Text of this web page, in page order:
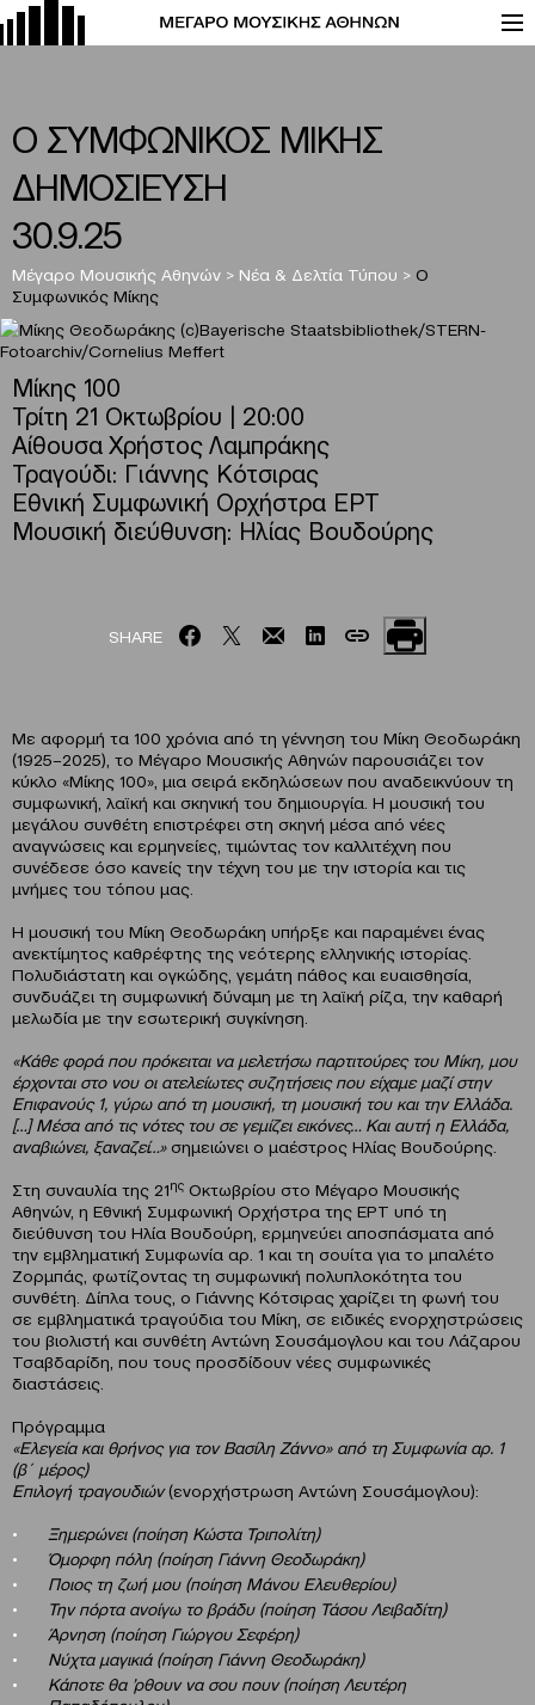
Ο ΣΥΜΦΩΝΙΚΟΣ ΜΙΚΗΣ
ΔΗΜΟΣΙΕΥΣΗ
30.9.25
Μέγαρο Μουσικής Αθηνών > Νέα & Δελτία Τύπου > Ο
Συμφωνικός Μίκης
Μίκης 100
Τρίτη 21 Οκτωβρίου | 20:00
Αίθουσα Χρήστος Λαμπράκης
Τραγούδι: Γιάννης Κότσιρας
Εθνική Συμφωνική Ορχήστρα ΕΡΤ
Μουσική διεύθυνση: Ηλίας Βουδούρης
SHARE
Με αφορμή τα 100 χρόνια από τη γέννηση του Μίκη Θεοδωράκη
(1925–2025), το Μέγαρο Μουσικής Αθηνών παρουσιάζει τον
κύκλο «Μίκης 100», μια σειρά εκδηλώσεων που αναδεικνύουν τη
συμφωνική, λαϊκή και σκηνική του δημιουργία. Η μουσική του
μεγάλου συνθέτη επιστρέφει στη σκηνή μέσα από νέες
αναγνώσεις και ερμηνείες, τιμώντας τον καλλιτέχνη που
συνέδεσε όσο κανείς την τέχνη του με την ιστορία και τις
μνήμες του τόπου μας.
Η μουσική του Μίκη Θεοδωράκη υπήρξε και παραμένει ένας
ανεκτίμητος καθρέφτης της νεότερης ελληνικής ιστορίας.
Πολυδιάστατη και ογκώδης, γεμάτη πάθος και ευαισθησία,
συνδυάζει τη συμφωνική δύναμη με τη λαϊκή ρίζα, την καθαρή
μελωδία με την εσωτερική συγκίνηση.
«Κάθε φορά που πρόκειται να μελετήσω παρτιτούρες του Μίκη, μου
έρχονται στο νου οι ατελείωτες συζητήσεις που είχαμε μαζί στην
Επιφανούς 1, γύρω από τη μουσική, τη μουσική του και την Ελλάδα.
[…] Μέσα από τις νότες του σε γεμίζει εικόνες… Και αυτή η Ελλάδα,
αναβιώνει, ξαναζεί…»σημειώνει ο μαέστρος Ηλίας Βουδούρης.
Στη συναυλία της 21ης Οκτωβρίου στο Μέγαρο Μουσικής
Αθηνών, η Εθνική Συμφωνική Ορχήστρα της ΕΡΤ υπό τη
διεύθυνση του Ηλία Βουδούρη, ερμηνεύει αποσπάσματα από
την εμβληματική Συμφωνία αρ. 1 και τη σουίτα για το μπαλέτο
Ζορμπάς, φωτίζοντας τη συμφωνική πολυπλοκότητα του
συνθέτη. Δίπλα τους, ο Γιάννης Κότσιρας χαρίζει τη φωνή του
σε εμβληματικά τραγούδια του Μίκη, σε ειδικές ενορχηστρώσεις
του βιολιστή και συνθέτη Αντώνη Σουσάμογλου και του Λάζαρου
Τσαβδαρίδη, που τους προσδίδουν νέες συμφωνικές
διαστάσεις.
Πρόγραμμα
«Ελεγεία και θρήνος για τον Βασίλη Ζάννο» από τη Συμφωνία αρ. 1
(β΄ μέρος)
Επιλογή τραγουδιών(ενορχήστρωση Αντώνη Σουσάμογλου):
Ξημερώνει (ποίηση Κώστα Τριπολίτη)
Όμορφη πόλη (ποίηση Γιάννη Θεοδωράκη)
Ποιος τη ζωή μου (ποίηση Μάνου Ελευθερίου)
Την πόρτα ανοίγω το βράδυ (ποίηση Τάσου Λειβαδίτη)
Άρνηση (ποίηση Γιώργου Σεφέρη)
Νύχτα μαγικιά (ποίηση Γιάννη Θεοδωράκη)
Κάποτε θα ’ρθουν να σου πουν (ποίηση Λευτέρη